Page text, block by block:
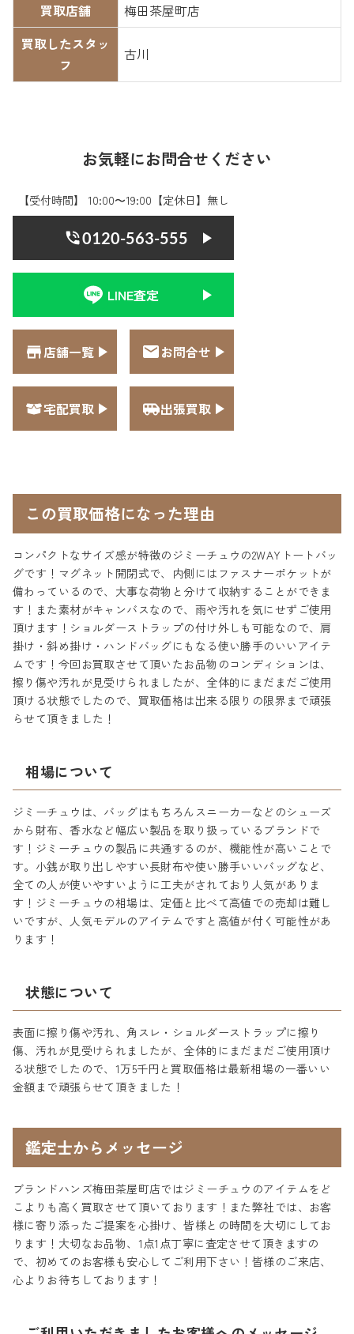
買取店舗
梅田茶屋町店
買取したスタッ
フ
古川
お気軽にお問合せください
【受付時間】 10:00〜19:00【定休日】無し
0120-563-555
LINE査定
店舗一覧 お問合せ
宅配買取 出張買取
この買取価格になった理由
コンパクトなサイズ感が特徴のジミーチュウの2WAYトートバッ
グです！マグネット開閉式で、内側にはファスナーポケットが
備わっているので、大事な荷物と分けて収納することができま
す！また素材がキャンバスなので、雨や汚れを気にせずご使用
頂けます！ショルダーストラップの付け外しも可能なので、肩
掛け・斜め掛け・ハンドバッグにもなる使い勝手のいいアイテ
ムです！今回お買取させて頂いたお品物のコンディションは、
擦り傷や汚れが見受けられましたが、全体的にまだまだご使用
頂ける状態でしたので、買取価格は出来る限りの限界まで頑張
らせて頂きました！
相場について
ジミーチュウは、バッグはもちろんスニーカーなどのシューズ
から財布、香水など幅広い製品を取り扱っているブランドで
す！ジミーチュウの製品に共通するのが、機能性が高いことで
す。小銭が取り出しやすい長財布や使い勝手いいバッグなど、
全ての人が使いやすいように工夫がされており人気がありま
す！ジミーチュウの相場は、定価と比べて高値での売却は難し
いですが、人気モデルのアイテムですと高値が付く可能性があ
ります！
状態について
表面に擦り傷や汚れ、角スレ・ショルダーストラップに擦り
傷、汚れが見受けられましたが、全体的にまだまだご使用頂け
る状態でしたので、1万5千円と買取価格は最新相場の一番いい
金額まで頑張らせて頂きました！
鑑定士からメッセージ
ブランドハンズ梅田茶屋町店ではジミーチュウのアイテムをど
こよりも高く買取させて頂いております！また弊社では、お客
様に寄り添ったご提案を心掛け、皆様との時間を大切にしてお
ります！大切なお品物、1点1点丁寧に査定させて頂きますの
で、初めてのお客様も安心してご利用下さい！皆様のご来店、
心よりお待ちしております！